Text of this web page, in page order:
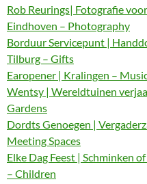
Rob Reurings| Fotografie
Eindhoven – Photography
Borduur Servicepunt |
Tilburg – Gifts
Earopener | Kralingen –
Wentsy | Wereldtuinen
Gardens
Dordts Genoegen |
Meeting Spaces
Elke Dag Feest | Schminken
– Children